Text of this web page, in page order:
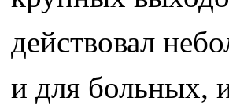
действовал
и для больных,